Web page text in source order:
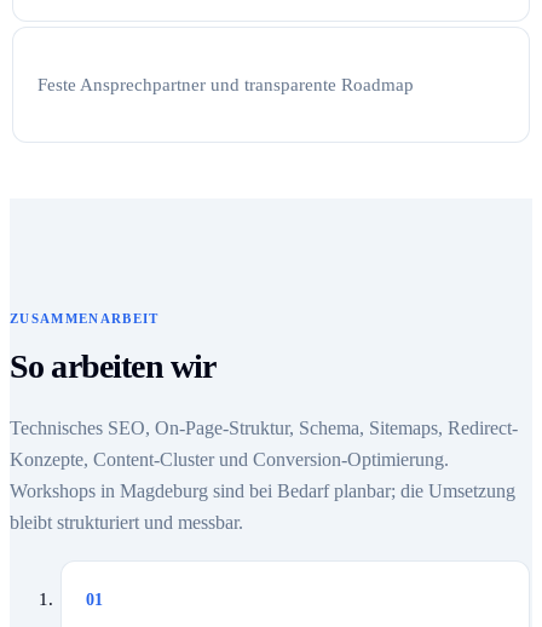
Feste Ansprechpartner und transparente Roadmap
ZUSAMMENARBEIT
So arbeiten wir
Technisches SEO, On-Page-Struktur, Schema, Sitemaps, Redirect-
Konzepte, Content-Cluster und Conversion-Optimierung.
Workshops in Magdeburg sind bei Bedarf planbar; die Umsetzung
bleibt strukturiert und messbar.
01